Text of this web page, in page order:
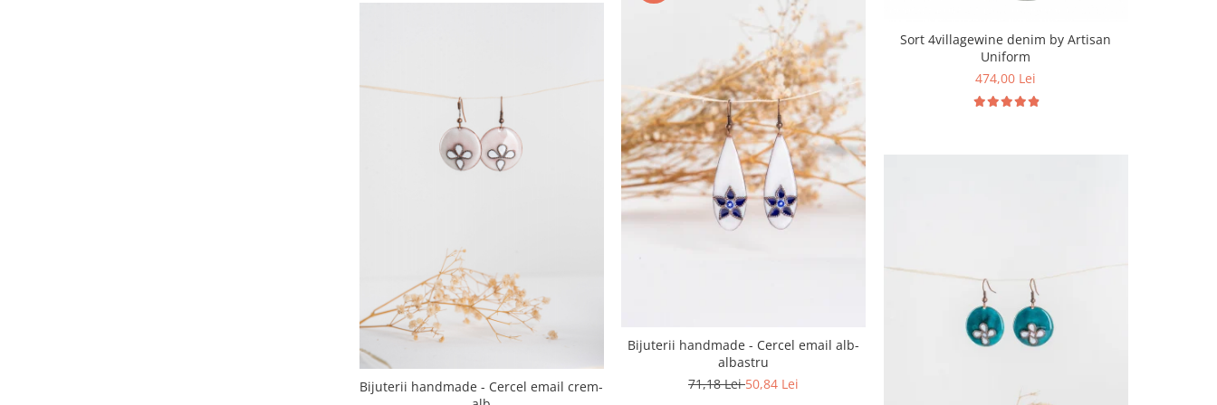
Sort 4villagewine denim by Artisan
Uniform
474,00 Lei
Bijuterii handmade - Cercel email alb-
albastru
71,18 Lei50,84 Lei
Bijuterii handmade - Cercel email crem-